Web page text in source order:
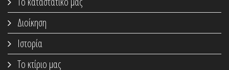
Διοίκηση
Ιστορία
Το κτίριο μας